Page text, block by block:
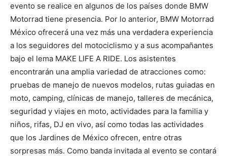
evento se realice en algunos de los países donde BMW
Motorrad tiene presencia. Por lo anterior, BMW Motorrad
México ofrecerá una vez más una verdadera experiencia
a los seguidores del motociclismo y a sus acompañantes
bajo el lema MAKE LIFE A RIDE. Los asistentes
encontrarán una amplia variedad de atracciones como:
pruebas de manejo de nuevos modelos, rutas guiadas en
moto, camping, clínicas de manejo, talleres de mecánica,
seguridad y viajes en moto, actividades para la familia y
niños, rifas, DJ en vivo, así como todas las actividades
que los Jardines de México ofrecen, entre otras
sorpresas más. Como banda invitada al evento se contará